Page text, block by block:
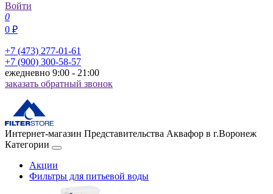
Войти
0
0 ₽
+7 (473) 277-01-61
+7 (900) 300-58-57
ежедневно 9:00 - 21:00
заказать обратный звонок
Интернет-магазин Представительства Аквафор в г.Воронеж
Категории
Акции
Фильтры для питьевой воды